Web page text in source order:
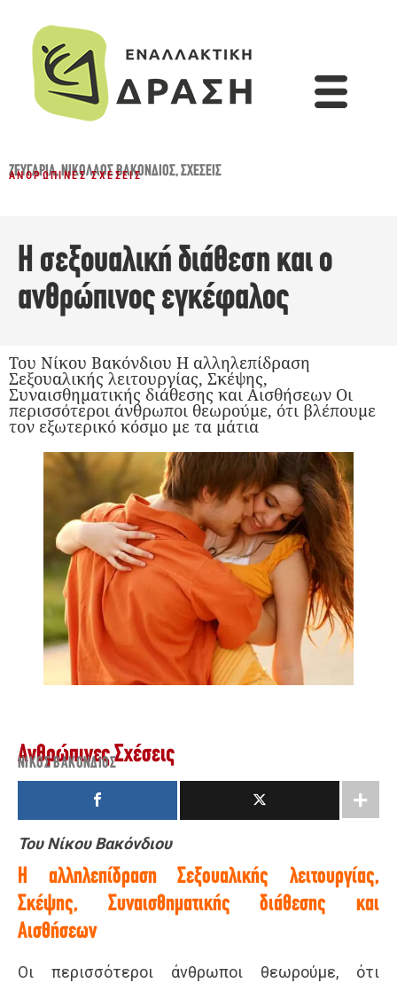
ΖΕΥΓΆΡΙΑ,ΝΙΚΌΛΑΟΣ ΒΑΚΌΝΔΙΟΣ,ΣΧΈΣΕΙΣ
ΑΝΘΡΏΠΙΝΕΣ ΣΧΈΣΕΙΣ
Η σεξουαλική διάθεση και ο
ανθρώπινος εγκέφαλος
Του Νίκου Βακόνδιου Η αλληλεπίδραση
Σεξουαλικής λειτουργίας, Σκέψης,
Συναισθηματικής διάθεσης και Αισθήσεων Οι
περισσότεροι άνθρωποι θεωρούμε, ότι βλέπουμε
τον εξωτερικό κόσμο με τα μάτια
Ανθρώπινες Σχέσεις
ΝΊΚΟΣ ΒΑΚΌΝΔΙΟΣ
Του Νίκου Βακόνδιου
Η αλληλεπίδραση Σεξουαλικής λειτουργίας,
Σκέψης, Συναισθηματικής διάθεσης και
Αισθήσεων
Οι περισσότεροι άνθρωποι θεωρούμε, ότι